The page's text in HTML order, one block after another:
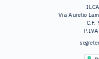
Via Aurelio